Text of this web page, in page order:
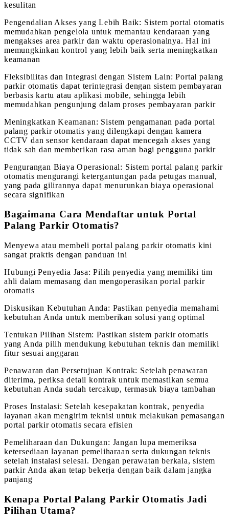
kesulitan
Pengendalian Akses yang Lebih Baik: Sistem portal otomatis
memudahkan pengelola untuk memantau kendaraan yang
mengakses area parkir dan waktu operasionalnya. Hal ini
memungkinkan kontrol yang lebih baik serta meningkatkan
keamanan
Fleksibilitas dan Integrasi dengan Sistem Lain: Portal palang
parkir otomatis dapat terintegrasi dengan sistem pembayaran
berbasis kartu atau aplikasi mobile, sehingga lebih
memudahkan pengunjung dalam proses pembayaran parkir
Meningkatkan Keamanan: Sistem pengamanan pada portal
palang parkir otomatis yang dilengkapi dengan kamera
CCTV dan sensor kendaraan dapat mencegah akses yang
tidak sah dan memberikan rasa aman bagi pengguna parkir
Pengurangan Biaya Operasional: Sistem portal palang parkir
otomatis mengurangi ketergantungan pada petugas manual,
yang pada gilirannya dapat menurunkan biaya operasional
secara signifikan
Bagaimana Cara Mendaftar untuk Portal
Palang Parkir Otomatis?
Menyewa atau membeli portal palang parkir otomatis kini
sangat praktis dengan panduan ini
Hubungi Penyedia Jasa: Pilih penyedia yang memiliki tim
ahli dalam memasang dan mengoperasikan portal parkir
otomatis
Diskusikan Kebutuhan Anda: Pastikan penyedia memahami
kebutuhan Anda untuk memberikan solusi yang optimal
Tentukan Pilihan Sistem: Pastikan sistem parkir otomatis
yang Anda pilih mendukung kebutuhan teknis dan memiliki
fitur sesuai anggaran
Penawaran dan Persetujuan Kontrak: Setelah penawaran
diterima, periksa detail kontrak untuk memastikan semua
kebutuhan Anda sudah tercakup, termasuk biaya tambahan
Proses Instalasi: Setelah kesepakatan kontrak, penyedia
layanan akan mengirim teknisi untuk melakukan pemasangan
portal parkir otomatis secara efisien
Pemeliharaan dan Dukungan: Jangan lupa memeriksa
ketersediaan layanan pemeliharaan serta dukungan teknis
setelah instalasi selesai. Dengan perawatan berkala, sistem
parkir Anda akan tetap bekerja dengan baik dalam jangka
panjang
Kenapa Portal Palang Parkir Otomatis Jadi
Pilihan Utama?